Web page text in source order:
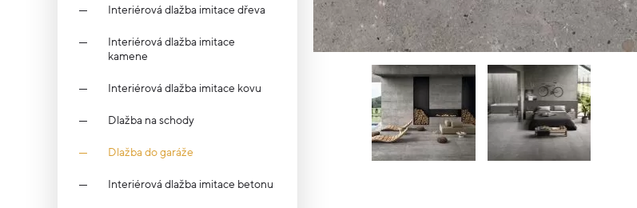
Interiérová dlažba imitace dřeva
Interiérová dlažba imitace
kamene
Interiérová dlažba imitace kovu
Dlažba na schody
Dlažba do garáže
Interiérová dlažba imitace betonu